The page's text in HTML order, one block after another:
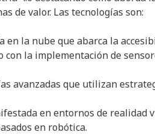
de valor. Las tecnologías son:
la nube que abarca la
la implementación de
avanzadas que utilizan
en entornos de realidad
en robótica.